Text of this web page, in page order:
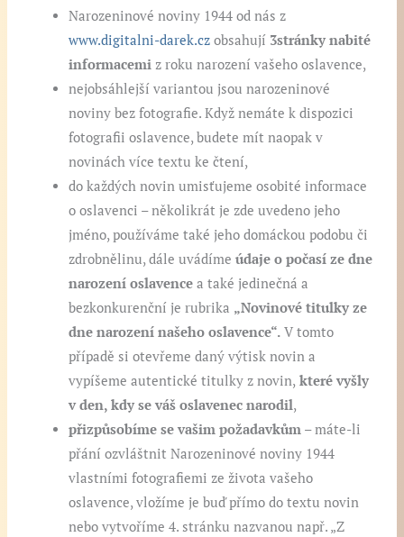
Narozeninové noviny 1944 od nás z
www.digitalni-darek.cz obsahují 3stránky nabité
informacemiz roku narození vašeho oslavence,
nejobsáhlejší variantou jsou narozeninové
noviny bez fotografie. Když nemáte k dispozici
fotografii oslavence, budete mít naopak v
novinách více textu ke čtení,
do každých novin umisťujeme osobité informace
o oslavenci – několikrát je zde uvedeno jeho
jméno, používáme také jeho domáckou podobu či
zdrobnělinu, dále uvádímeúdaje o počasí ze dne
narození oslavence a také jedinečná a
bezkonkurenční je rubrika „Novinové titulky ze
dne narození našeho oslavence“. V tomto
případě si otevřeme daný výtisk novin a
vypíšeme autentické titulky z novin, které vyšly
v den, kdy se váš oslavenec narodil,
přizpůsobíme se vašim požadavkům – máte-li
přání ozvláštnit Narozeninové noviny 1944
vlastními fotografiemi ze života vašeho
oslavence, vložíme je buď přímo do textu novin
nebo vytvoříme 4. stránku nazvanou např. „Z